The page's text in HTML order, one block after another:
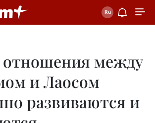
между
и Лаосом
развиваются и